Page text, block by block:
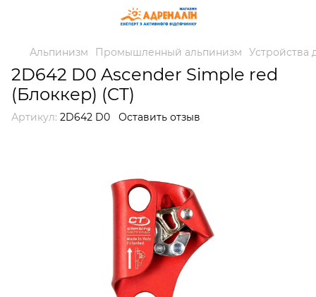
Альпинизм Промышленный альпинизм Устройства
2D642 D0 Ascender Simple red
(Блоккер) (CT)
Артикул: 2D642 D0 Оставить отзыв